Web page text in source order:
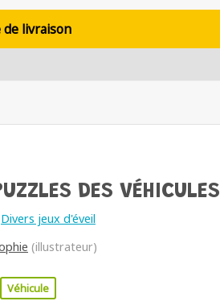
de livraison
DES VÉHICULES
Divers jeux d'éveil
(illustrateur)
Véhicule